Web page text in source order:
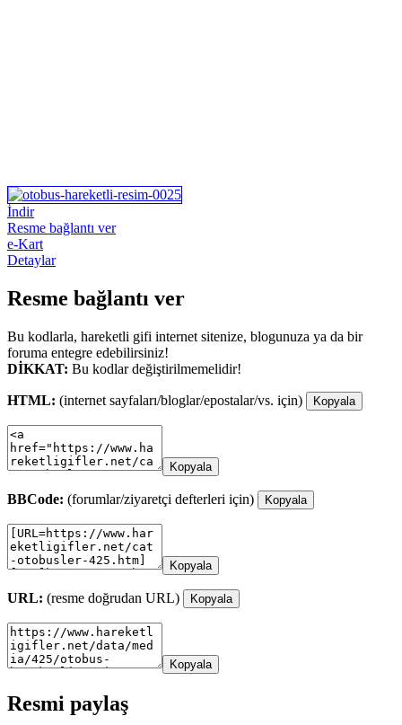
İndir
Resme bağlantı ver
e-Kart
Detaylar
Resme bağlantı ver
Bu kodlarla, hareketli gifi internet sitenize, blogunuza ya da bir
foruma entegre edebilirsiniz!
DİKKAT: Bu kodlar değiştirilmemelidir!
HTML: (internet sayfaları/bloglar/epostalar/vs. için) Kopyala
Kopyala
BBCode: (forumlar/ziyaretçi defterleri için) Kopyala
Kopyala
URL: (resme doğrudan URL) Kopyala
Kopyala
Resmi paylaş